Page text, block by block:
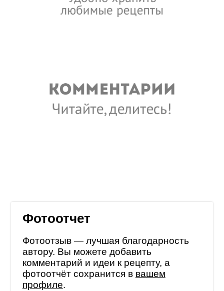
Фотоотчет
Фотоотзыв — лучшая благодарность
автору. Вы можете добавить
комментарий и идеи к рецепту, а
фотоотчёт сохранится в вашем
профиле.